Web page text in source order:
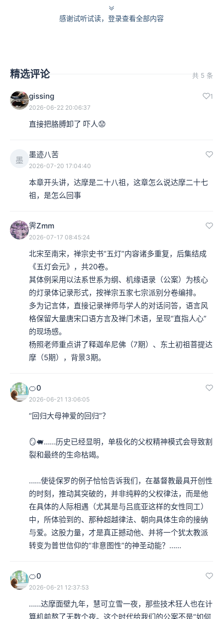
一种更坚定的意志来表现我要求道呢？
感谢试听试读，登录查看全部内容
精选评论 共 5 条
gissing 1
2026-06-22 20:06:37
直接把胳膊卸了 吓人😟
墨
墨迹八苦
2026-07-20 17:04:40
本章开头讲，达摩是二十八祖，这章怎么说达摩二十七
祖，是怎么回事
霁Zmm
2026-07-17 08:45:24
北宋至南宋，禅宗史书“五灯”内容诸多重复，后集结成
《五灯会元》，共20卷。
其体例采用‌以法系世系为纲、机缘语录（公案）为核心‌
的‌灯录体‌记录形式，按‌禅宗五家七宗派别分卷‌编排。
多为‌记言体‌，直接记录禅师与学人的‌对话问答‌，语言风
格‌保留大量‌唐宋口语方言及禅门术语‌，呈现“直指人心”
的现场感。
杨照老师重点讲了释迦牟尼佛（7期）、东土初祖菩提达
摩（5期），背景3期。
🍊0
2026-06-21 13:06:05
“回归大母神爱的回归”？
🪞🐖……历史已经显明，单极化的父权精神模式会导致割
裂和最终的生命枯竭。
……使徒保罗的例子恰恰告诉我们，在基督教最具开创性
的时刻，推动其突破的，并非纯粹的父权律法，而是他
在具体的人际相遇（尤其是与吕底亚这样的女性同工）
中，所体验到的、那种超越律法、朝向具体生命的接纳
与爱。这股力量，才是真正撼动他、并将一个犹太教派
转变为普世信仰的“非意图性”的神圣动能？……
🍊0
2026-06-21 12:37:53
……达摩面壁九年，慧可立雪一夜，那些技术狂人也在计
算机前熬了无数个夜。这个时代给我们的公案不是“如何